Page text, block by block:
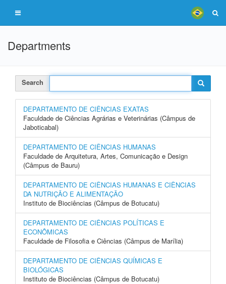
Departments
Search
DEPARTAMENTO DE CIÊNCIAS EXATAS
Faculdade de Ciências Agrárias e Veterinárias (Câmpus de
Jaboticabal)
DEPARTAMENTO DE CIÊNCIAS HUMANAS
Faculdade de Arquitetura, Artes, Comunicação e Design
(Câmpus de Bauru)
DEPARTAMENTO DE CIÊNCIAS HUMANAS E CIÊNCIAS
DA NUTRIÇÃO E ALIMENTAÇÃO
Instituto de Biociências (Câmpus de Botucatu)
DEPARTAMENTO DE CIÊNCIAS POLÍTICAS E
ECONÔMICAS
Faculdade de Filosofia e Ciências (Câmpus de Marília)
DEPARTAMENTO DE CIÊNCIAS QUÍMICAS E
BIOLÓGICAS
Instituto de Biociências (Câmpus de Botucatu)